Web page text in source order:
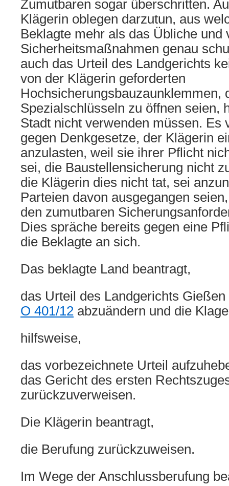
Zumutbaren sogar überschritten.
Klägerin oblegen darzutun, aus
Beklagte mehr als das Übliche und
Sicherheitsmaßnahmen genau
auch das Urteil des Landgerichts
von der Klägerin geforderten
Hochsicherungsbauzaunklemmen,
Spezialschlüsseln zu öffnen seien,
Stadt nicht verwenden müssen. Es
gegen Denkgesetze, der Klägerin
anzulasten, weil sie ihrer Pflicht
sei, die Baustellensicherung nicht
die Klägerin dies nicht tat, sei
Parteien davon ausgegangen
den zumutbaren
Dies spräche bereits gegen eine
die Beklagte an sich.
Das beklagte Land beantragt,
das Urteil des Landgerichts
O 401/12 abzuändern und die
hilfsweise,
das vorbezeichnete Urteil
das Gericht des ersten
zurückzuverweisen.
Die Klägerin beantragt,
die Berufung zurückzuweisen.
Im Wege der Anschlussberufung